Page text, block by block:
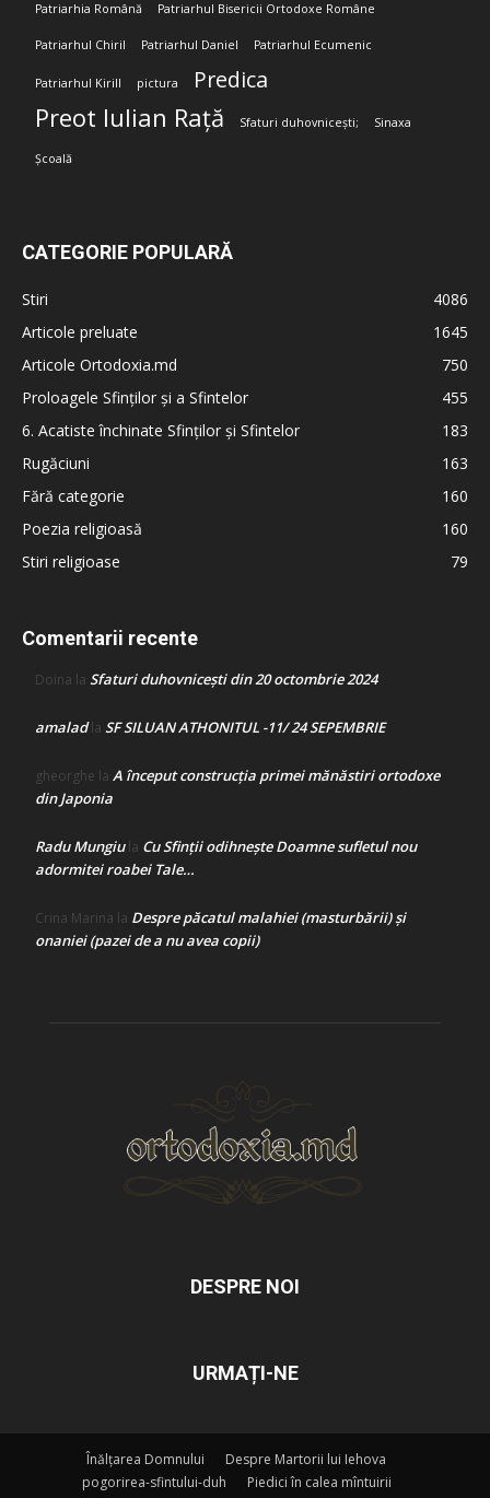
Patriarhia Română Patriarhul Bisericii Ortodoxe Române
Patriarhul Chiril Patriarhul Daniel Patriarhul Ecumenic
Patriarhul Kirill pictura Predica
Preot Iulian Rață Sfaturi duhovnicești; Sinaxa
Școală
CATEGORIE POPULARĂ
Stiri
4086
Articole preluate
1645
Articole Ortodoxia.md
750
Proloagele Sfinților și a Sfintelor
455
6. Acatiste închinate Sfinților și Sfintelor
183
Rugăciuni
163
Fără categorie
160
Poezia religioasă
160
Stiri religioase
79
Comentarii recente
Doina la Sfaturi duhovnicești din 20 octombrie 2024
amaladla SF SILUAN ATHONITUL -11/ 24 SEPEMBRIE
gheorghe la A început construcţia primei mănăstiri ortodoxe
din Japonia
Radu Mungiula Cu Sfinții odihnește Doamne sufletul nou
adormitei roabei Tale…
Crina Marina la Despre păcatul malahiei (masturbării) şi
onaniei (pazei de a nu avea copii)
DESPRE NOI
URMAȚI-NE
Înălțarea Domnului
Despre Martorii lui Iehova
pogorirea-sfintului-duh
Piedici în calea mîntuirii